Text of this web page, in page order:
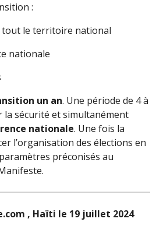
:
tout le territoire national
nationale
un an. Une période de 4 à
sécurité et simultanément
nationale. Une fois la
l’organisation des élections en
préconisés au
, Haïti le 19 juillet 2024